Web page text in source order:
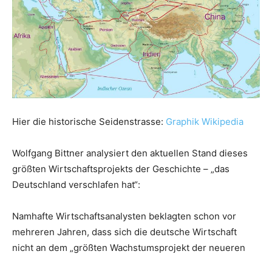
Hier die historische Seidenstrasse: Graphik Wikipedia
Wolfgang Bittner analysiert den aktuellen Stand dieses
größten Wirtschaftsprojekts der Geschichte – „das
Deutschland verschlafen hat“:
Namhafte Wirtschaftsanalysten beklagten schon vor
mehreren Jahren, dass sich die deutsche Wirtschaft
nicht an dem „größten Wachstumsprojekt der neueren